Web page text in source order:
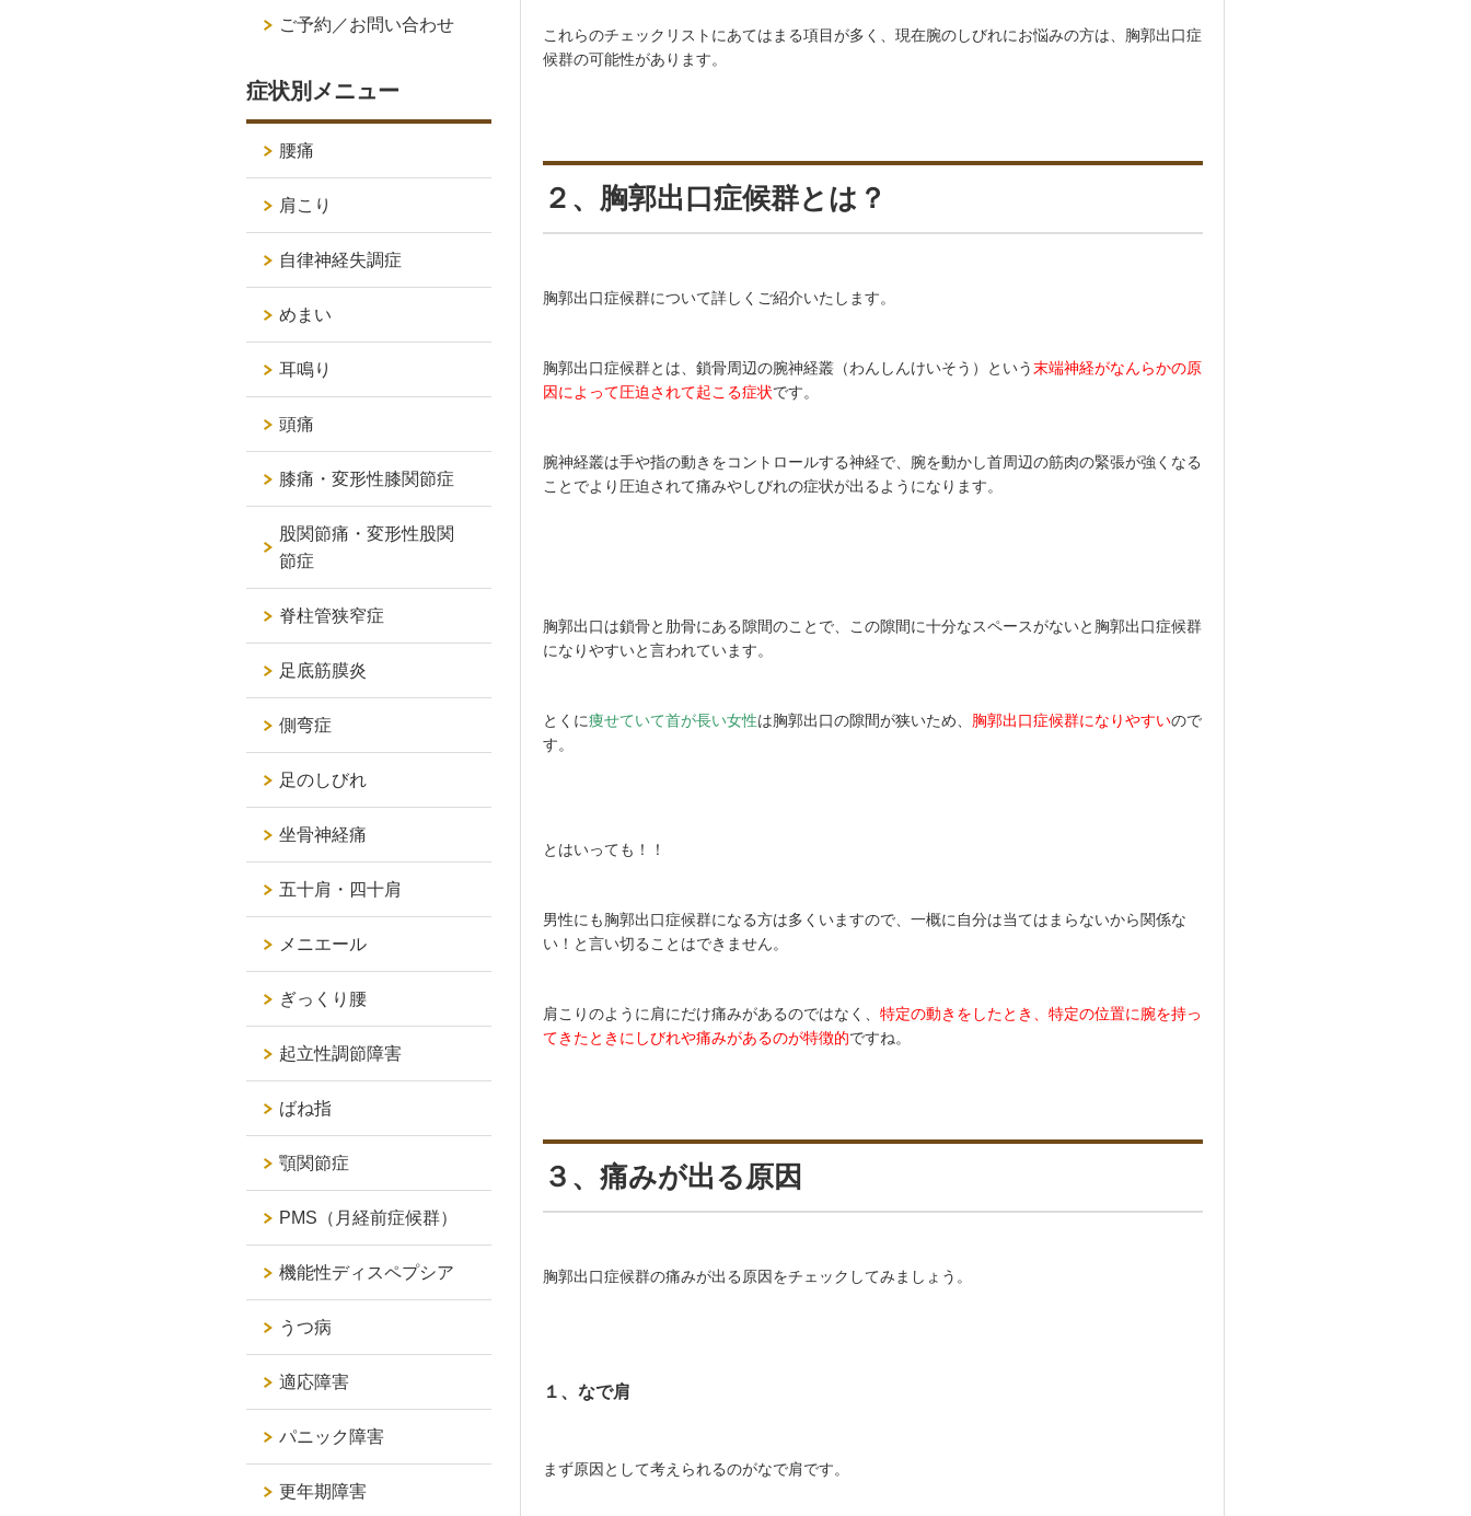
これらのチェックリストにあてはまる項目が多く、現在腕のしびれにお悩みの方は、胸郭出口症
候群の可能性があります。
２、胸郭出口症候群とは？
胸郭出口症候群について詳しくご紹介いたします。
胸郭出口症候群とは、鎖骨周辺の腕神経叢（わんしんけいそう）という末端神経がなんらかの原
因によって圧迫されて起こる症状です。
腕神経叢は手や指の動きをコントロールする神経で、腕を動かし首周辺の筋肉の緊張が強くなる
ことでより圧迫されて痛みやしびれの症状が出るようになります。
胸郭出口は鎖骨と肋骨にある隙間のことで、この隙間に十分なスペースがないと胸郭出口症候群
になりやすいと言われています。
とくに痩せていて首が長い女性は胸郭出口の隙間が狭いため、 胸郭出口症候群になりやすいので
す。
とはいっても！！
男性にも胸郭出口症候群になる方は多くいますので、一概に自分は当てはまらないから関係な
い！と言い切ることはできません。
肩こりのように肩にだけ痛みがあるのではなく、 特定の動きをしたとき、特定の位置に腕を持っ
てきたときにしびれや痛みがあるのが特徴的ですね。
３、痛みが出る原因
胸郭出口症候群の痛みが出る原因をチェックしてみましょう。
１、なで肩
まず原因として考えられるのがなで肩です。
ご予約／お問い合わせ
症状別メニュー
腰痛
肩こり
自律神経失調症
めまい
耳鳴り
頭痛
膝痛・変形性膝関節症
股関節痛・変形性股関
節症
脊柱管狭窄症
足底筋膜炎
側弯症
足のしびれ
坐骨神経痛
五十肩・四十肩
メニエール
ぎっくり腰
起立性調節障害
ばね指
顎関節症
PMS（月経前症候群）
機能性ディスペプシア
うつ病
適応障害
パニック障害
更年期障害